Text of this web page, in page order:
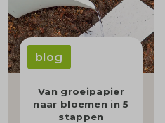
blog
Van groeipapier
naar bloemen in 5
stappen